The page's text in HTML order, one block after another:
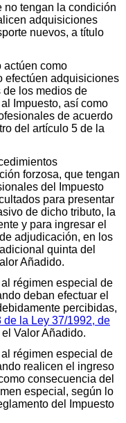
no tengan la condición
adquisiciones
nuevos, a título
actúen como
efectúen adquisiciones
de los medios de
Impuesto, así como
de acuerdo
del artículo 5 de la
forzosa, que tengan
del Impuesto
para presentar
de dicho tributo, la
y para ingresar el
adjudicación, en los
quinta del
Añadido.
régimen especial de
deban efectuar el
percibidas,
de la Ley 37/1992, de
Valor Añadido.
régimen especial de
realicen el ingreso
consecuencia del
especial, según lo
del Impuesto